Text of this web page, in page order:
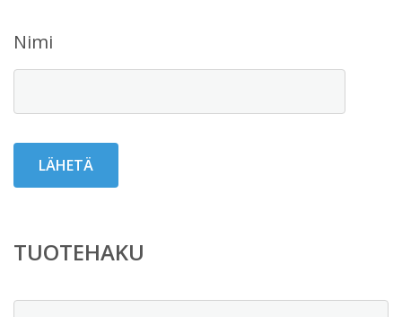
Nimi
TUOTEHAKU